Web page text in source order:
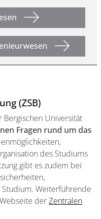
(ZSB)
Universität
Fragen rund um das
des Studiums
gibt es zudem bei
Weiterführende
derZentralen